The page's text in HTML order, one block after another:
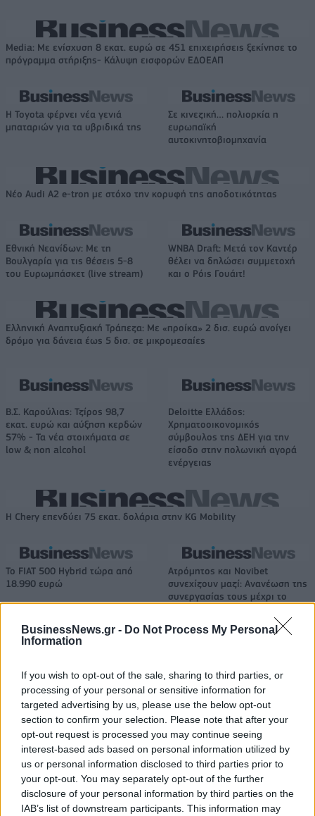
BusinessNews.gr - Do Not Process My Personal
Information
If you wish to opt-out of the sale, sharing to third parties, or
processing of your personal or sensitive information for
targeted advertising by us, please use the below opt-out
section to confirm your selection. Please note that after your
opt-out request is processed you may continue seeing
interest-based ads based on personal information utilized by
us or personal information disclosed to third parties prior to
your opt-out. You may separately opt-out of the further
disclosure of your personal information by third parties on the
IAB’s list of downstream participants. This information may
Media: Με ενίσχυση 8 εκατ. ευρώ σε 451 επιχειρήσεις ξεκίνησε το
πρόγραμμα στήριξης- Κάλυψη εισφορών ΕΔΟΕΑΠ
Η Toyota φέρνει νέα γενιά
μπαταριών για τα υβριδικά της
Σε κινεζική… πολιορκία η
ευρωπαϊκή
αυτοκινητοβιομηχανία
Νέο Audi A2 e-tron με στόχο την κορυφή της αποδοτικότητας
Εθνική Νεανίδων: Με τη
Βουλγαρία για τις θέσεις 5-8
του Ευρωμπάσκετ (live stream)
WNBA Draft: Μετά τον Καντέρ
θέλει να δηλώσει συμμετοχή
και ο Ρόις Γουάιτ!
Ελληνική Αναπτυξιακή Τράπεζα: Με «προίκα» 2 δισ. ευρώ ανοίγει
δρόμο για δάνεια έως 5 δισ. σε μικρομεσαίες
Β.Σ. Καρούλιας: Τζίρος 98,7
εκατ. ευρώ και αύξηση κερδών
57% - Τα νέα στοιχήματα σε
low & non alcohol
Deloitte Ελλάδος:
Χρηματοοικονομικός
σύμβουλος της ΔΕΗ για την
είσοδο στην πολωνική αγορά
ενέργειας
Η Chery επενδύει 75 εκατ. δολάρια στην KG Mobility
Το FIAT 500 Hybrid τώρα από
18.990 ευρώ
Ατρόμητος και Novibet
συνεχίζουν μαζί: Ανανέωση της
συνεργασίας τους μέχρι το
FTSE4Good
Alpha Bank: Για πρώτη φορά το Αρχαίο Θέατρο Επιδαύρου άνοιξε τις
πύλες του σε όλους